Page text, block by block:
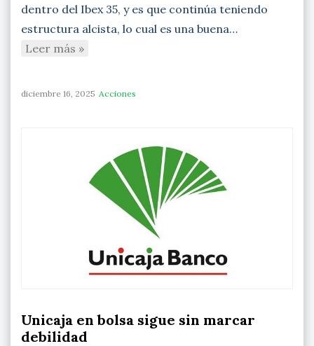
dentro del Ibex 35, y es que continúa teniendo
estructura alcista, lo cual es una buena…
Leer más »
diciembre 16, 2025 Acciones
Unicaja en bolsa sigue sin marcar
debilidad